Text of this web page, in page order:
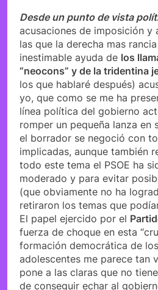
Desde un punto de vista
acusaciones de imposición y
las que la derecha mas
inestimable ayuda de los
“neocons” y de la tridentina
los que hablaré después)
yo, que como se me ha
línea política del gobierno
romper un pequeña lanza en
el borrador se negoció con
implicadas, aunque también
todo este tema el PSOE ha
moderado y para evitar
(que obviamente no ha
retiraron los temas que
El papel ejercido por el
fuerza de choque en esta
formación democrática de
adolescentes me parece tan
pone a las claras que no
de conseguir echar al